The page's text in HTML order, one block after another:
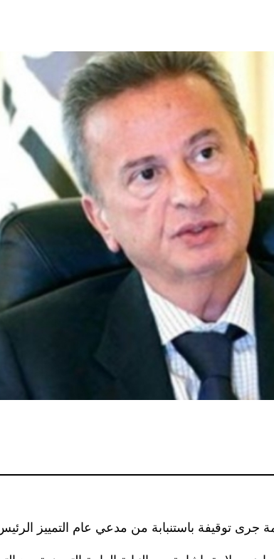
توقيفة باستنبابة من مدعي عام التمييز